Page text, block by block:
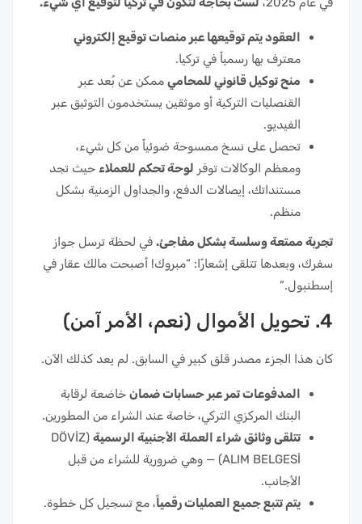
العقود يتم توقيعها عبر منصات توقيع إلكتروني
معترف بها رسمياً في تركيا.
منح توكيل قانوني للمحامي ممكن عن بُعد عبر
القنصليات التركية أو موثقين يستخدمون التوثيق عبر
الفيديو.
تحصل على نسخ ممسوحة ضوئياً من كل شيء،
ومعظم الوكالات توفر لوحة تحكم للعملاء حيث تجد
مستنداتك، إيصالات الدفع، والجداول الزمنية بشكل
منظم.
تجربة ممتعة وسلسة بشكل مفاجئ. في لحظة ترسل جواز
سفرك، وبعدها تتلقى إشعارًا: “مبروك! أصبحت مالك عقار في
إسطنبول.”
4. تحويل الأموال (نعم، الأمر آمن)
كان هذا الجزء مصدر قلق كبير في السابق. لم يعد كذلك الآن.
المدفوعات تمر عبر حسابات ضمان خاضعة لرقابة
البنك المركزي التركي، خاصة عند الشراء من المطورين.
تتلقى وثائق شراء العملة الأجنبية الرسمية (DÖVİZ
ALIM BELGESİ) — وهي ضرورية للشراء من قبل
الأجانب.
يتم تتبع جميع العمليات رقمياً، مع تسجيل كل خطوة.